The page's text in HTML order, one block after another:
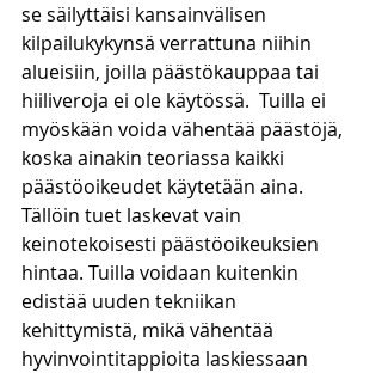
se säilyttäisi kansainvälisen
kilpailukykynsä verrattuna niihin
alueisiin, joilla päästökauppaa tai
hiiliveroja ei ole käytössä.  Tuilla ei
myöskään voida vähentää päästöjä,
koska ainakin teoriassa kaikki
päästöoikeudet käytetään aina.
Tällöin tuet laskevat vain
keinotekoisesti päästöoikeuksien
hintaa. Tuilla voidaan kuitenkin
edistää uuden tekniikan
kehittymistä, mikä vähentää
hyvinvointitappioita laskiessaan